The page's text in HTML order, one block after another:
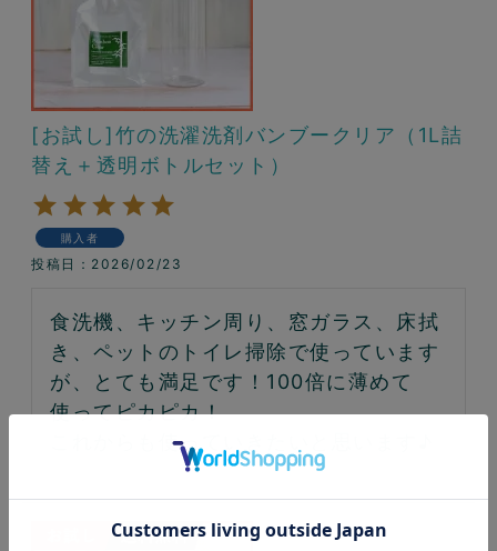
[お試し]竹の洗濯洗剤バンブークリア（1L詰
替え＋透明ボトルセット）
購入者
投稿日 2026/02/23
食洗機、キッチン周り、窓ガラス、床拭
き、ペットのトイレ掃除で使っています
が、とても満足です！100倍に薄めて
使ってピカピカ！
これからも使っていきたいと思います♪